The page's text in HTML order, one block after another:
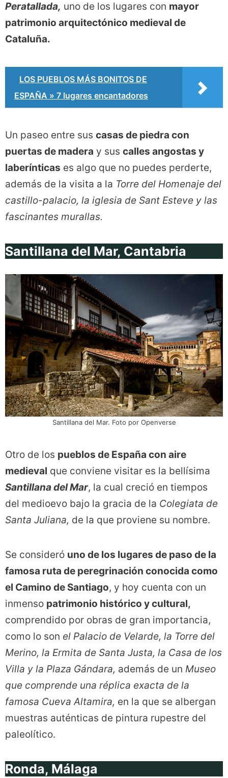
Peratallada, uno de los lugares con mayor
patrimonio arquitectónico medieval de
Cataluña.
LOS PUEBLOS MÁS BONITOS DE
ESPAÑA » 7 lugares encantadores
Un paseo entre sus casas de piedra con
puertas de madera y sus calles angostas y
laberínticas es algo que no puedes perderte,
además de la visita a la Torre del Homenaje del
castillo-palacio, la iglesia de Sant Esteve y las
fascinantes murallas.
Santillana del Mar, Cantabria
Santillana del Mar. Foto por Openverse
Otro de los pueblos de España con aire
medieval que conviene visitar es la bellísima
Santillana del Mar, la cual creció en tiempos
del medioevo bajo la gracia de la Colegiata de
Santa Juliana, de la que proviene su nombre.
Se consideró uno de los lugares de paso de la
famosa ruta de peregrinación conocida como
el Camino de Santiago, y hoy cuenta con un
inmenso patrimonio histórico y cultural,
comprendido por obras de gran importancia,
como lo son el Palacio de Velarde, la Torre del
Merino, la Ermita de Santa Justa, la Casa de los
Villa y la Plaza Gándara, además de un Museo
que comprende una réplica exacta de la
famosa Cueva Altamira, en la que se albergan
muestras auténticas de pintura rupestre del
paleolítico.
Ronda, Málaga